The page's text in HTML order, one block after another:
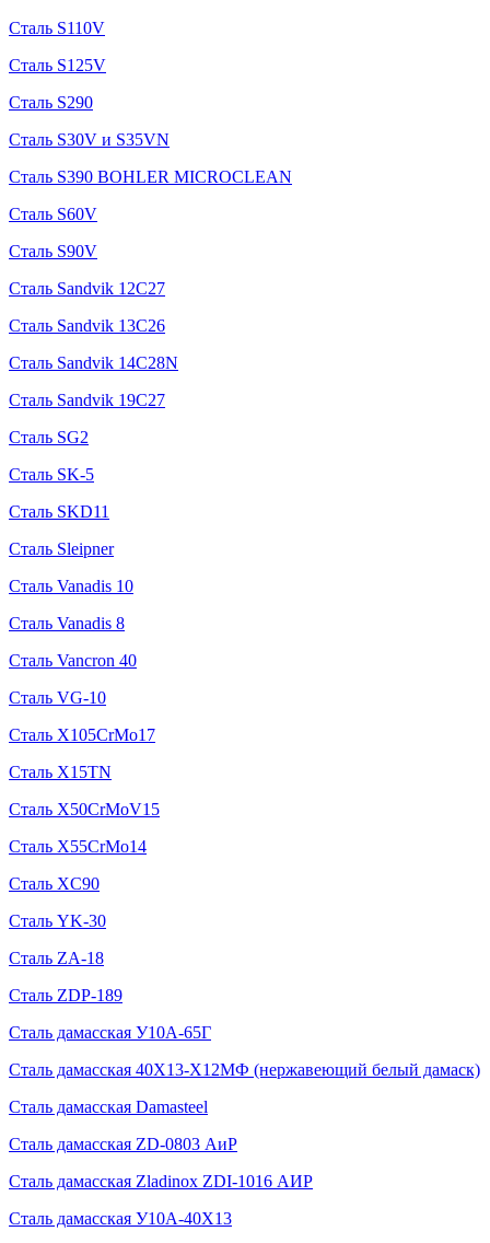
Сталь S110V
Сталь S125V
Сталь S290
Сталь S30V и S35VN
Сталь S390 BOHLER MICROCLEAN
Сталь S60V
Сталь S90V
Сталь Sandvik 12C27
Сталь Sandvik 13C26
Сталь Sandvik 14C28N
Сталь Sandvik 19C27
Сталь SG2
Сталь SK-5
Сталь SKD11
Сталь Sleipner
Сталь Vanadis 10
Сталь Vanadis 8
Сталь Vancron 40
Сталь VG-10
Сталь X105CrMo17
Сталь X15TN
Сталь X50CrMoV15
Сталь X55CrMo14
Сталь XC90
Сталь YK-30
Сталь ZA-18
Сталь ZDP-189
Сталь дамасская У10А-65Г
Сталь дамасская 40Х13-Х12МФ (нержавеющий белый дамаск)
Сталь дамасская Damasteel
Сталь дамасская ZD-0803 АиР
Сталь дамасская Zladinox ZDI-1016 АИР
Сталь дамасская У10А-40Х13